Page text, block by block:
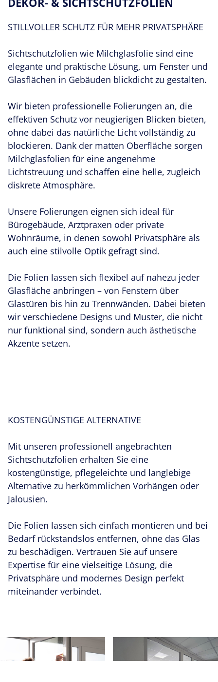
DEKOR- & SICHTSCHUTZFOLIEN
UV-, HITZE- & EINBRUCHSCHUTZFOLIEN
WERBEANLAGEN & WEGLEITSYSTEME
REFERENZEN
ÜBER UNS
KONTAKT
STILLVOLLER SCHUTZ FÜR MEHR PRIVATSPHÄRE
Sichtschutzfolien wie Milchglasfolie sind eine
elegante und praktische Lösung, um Fenster und
Glasflächen in Gebäuden blickdicht zu gestalten.
Wir bieten professionelle Folierungen an, die
effektiven Schutz vor neugierigen Blicken bieten,
ohne dabei das natürliche Licht vollständig zu
blockieren. Dank der matten Oberfläche sorgen
Milchglasfolien für eine angenehme
Lichtstreuung und schaffen eine helle, zugleich
diskrete Atmosphäre.
Unsere Folierungen eignen sich ideal für
Bürogebäude, Arztpraxen oder private
Wohnräume, in denen sowohl Privatsphäre als
auch eine stilvolle Optik gefragt sind.
Die Folien lassen sich flexibel auf nahezu jeder
Glasfläche anbringen – von Fenstern über
Glastüren bis hin zu Trennwänden. Dabei bieten
wir verschiedene Designs und Muster, die nicht
nur funktional sind, sondern auch ästhetische
Akzente setzen.
KOSTENGÜNSTIGE ALTERNATIVE
Mit unseren professionell angebrachten
Sichtschutzfolien erhalten Sie eine
kostengünstige, pflegeleichte und langlebige
Alternative zu herkömmlichen Vorhängen oder
Jalousien.
Die Folien lassen sich einfach montieren und bei
Bedarf rückstandslos entfernen, ohne das Glas
zu beschädigen. Vertrauen Sie auf unsere
Expertise für eine vielseitige Lösung, die
Privatsphäre und modernes Design perfekt
miteinander verbindet.